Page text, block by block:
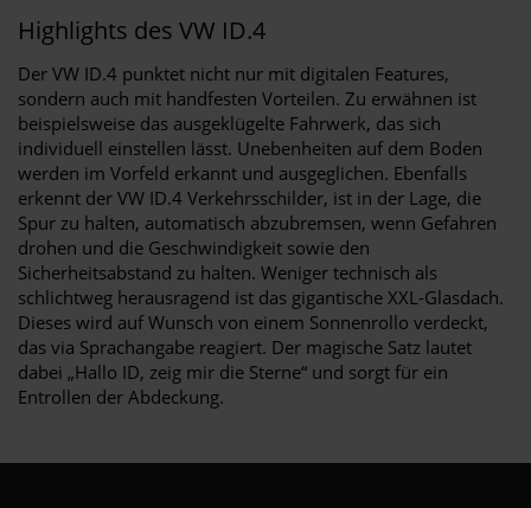
Highlights des VW ID.4
Der VW ID.4 punktet nicht nur mit digitalen Features,
sondern auch mit handfesten Vorteilen. Zu erwähnen ist
beispielsweise das ausgeklügelte Fahrwerk, das sich
individuell einstellen lässt. Unebenheiten auf dem Boden
werden im Vorfeld erkannt und ausgeglichen. Ebenfalls
erkennt der VW ID.4 Verkehrsschilder, ist in der Lage, die
Spur zu halten, automatisch abzubremsen, wenn Gefahren
drohen und die Geschwindigkeit sowie den
Sicherheitsabstand zu halten. Weniger technisch als
schlichtweg herausragend ist das gigantische XXL-Glasdach.
Dieses wird auf Wunsch von einem Sonnenrollo verdeckt,
das via Sprachangabe reagiert. Der magische Satz lautet
dabei „Hallo ID, zeig mir die Sterne“ und sorgt für ein
Entrollen der Abdeckung.